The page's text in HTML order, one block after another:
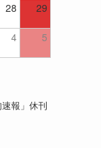
28 29
4 5
報」休刊